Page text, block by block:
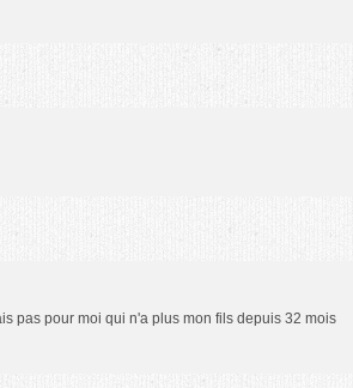
pas pour moi qui n'a plus mon fils depuis 32 mois